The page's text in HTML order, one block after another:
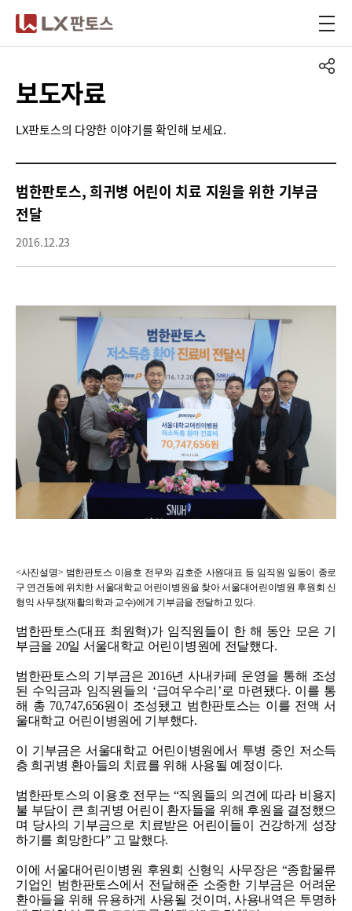
보도자료
LX판토스의 다양한 이야기를 확인해 보세요.
범한판토스, 희귀병 어린이 치료 지원을 위한 기부금
전달
2016.12.23
<사진설명> 범한판토스 이용호 전무와 김호준 사원대표 등 임직원 일동이 종로
구 연건동에 위치한 서울대학교 어린이병원을 찾아 서울대어린이병원 후원회 신
형익 사무장(재활의학과 교수)에게 기부금을 전달하고 있다.
범한판토스(대표 최원혁)가 임직원들이 한 해 동안 모은 기
부금을 20일 서울대학교 어린이병원에 전달했다.
범한판토스의 기부금은 2016년 사내카페 운영을 통해 조성
된 수익금과 임직원들의 ‘급여우수리’로 마련됐다. 이를 통
해 총 70,747,656원이 조성됐고 범한판토스는 이를 전액 서
울대학교 어린이병원에 기부했다.
이 기부금은 서울대학교 어린이병원에서 투병 중인 저소득
층 희귀병 환아들의 치료를 위해 사용될 예정이다.
범한판토스의 이용호 전무는 “직원들의 의견에 따라 비용지
불 부담이 큰 희귀병 어린이 환자들을 위해 후원을 결정했으
며 당사의 기부금으로 치료받은 어린이들이 건강하게 성장
하기를 희망한다” 고 말했다.
이에 서울대어린이병원 후원회 신형익 사무장은 “종합물류
기업인 범한판토스에서 전달해준 소중한 기부금은 어려운
환아들을 위해 유용하게 사용될 것이며, 사용내역은 투명하